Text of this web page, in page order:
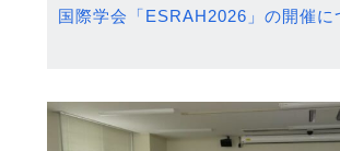
国際学会「ESRAH2026」の開催に